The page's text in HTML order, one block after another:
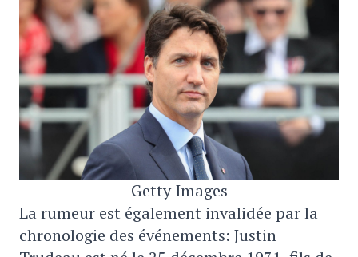
Getty Images
La rumeur est également invalidée par la
chronologie des événements: Justin